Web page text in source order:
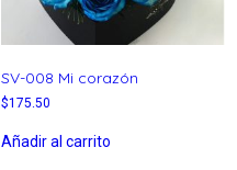
SV-008 Mi corazón
$175.50
Añadir al carrito